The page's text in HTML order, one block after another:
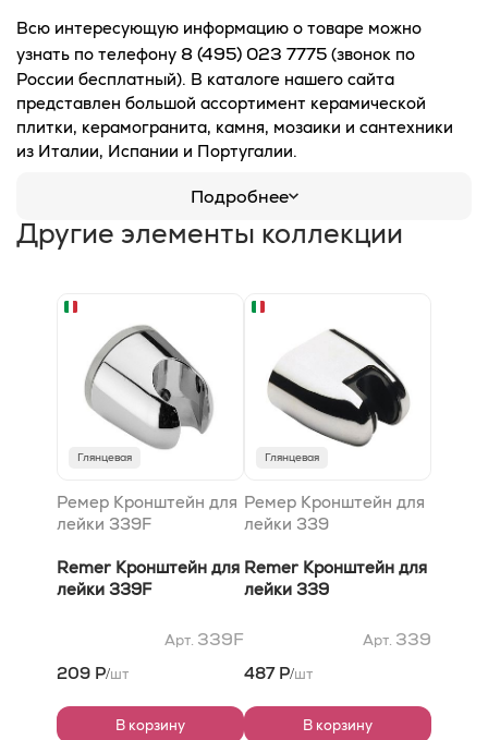
Всю интересующую информацию о товаре можно
узнать по телефону 8 (495) 023 7775 (звонок по
России бесплатный). В каталоге нашего сайта
представлен большой ассортимент керамической
плитки, керамогранита, камня, мозаики и сантехники
из Италии, Испании и Португалии.
Подробнее
Другие элементы коллекции
Глянцевая
Ремер Кронштейн для
лейки 339F
Remer Кронштейн для
лейки 339F
Арт. 339F
209 Р/шт
В корзину
Глянцевая
Ремер Кронштейн для
лейки 339
Remer Кронштейн для
лейки 339
Арт. 339
487 Р/шт
В корзину